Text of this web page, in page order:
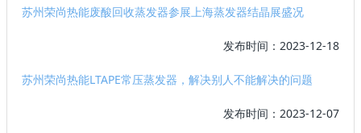
苏州荣尚热能废酸回收蒸发器参展上海蒸发器结晶展盛况
发布时间：2023-12-18
苏州荣尚热能LTAPE常压蒸发器，解决别人不能解决的问题
发布时间：2023-12-07